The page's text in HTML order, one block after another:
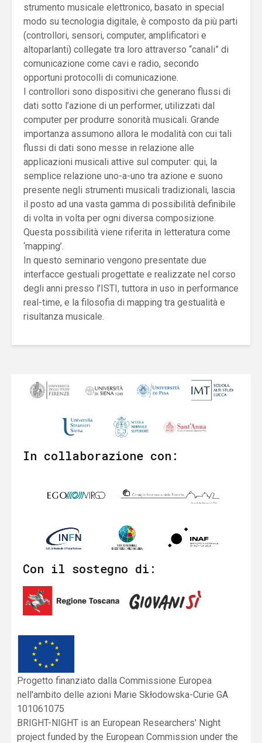
strumento musicale elettronico, basato in special
modo su tecnologia digitale, è composto da più parti
(controllori, sensori, computer, amplificatori e
altoparlanti) collegate tra loro attraverso “canali” di
comunicazione come cavi e radio, secondo
opportuni protocolli di comunicazione.
I controllori sono dispositivi che generano flussi di
dati sotto l’azione di un performer, utilizzati dal
computer per produrre sonorità musicali. Grande
importanza assumono allora le modalità con cui tali
flussi di dati sono messe in relazione alle
applicazioni musicali attive sul computer: qui, la
semplice relazione uno-a-uno tra azione e suono
presente negli strumenti musicali tradizionali, lascia
il posto ad una vasta gamma di possibilità definibile
di volta in volta per ogni diversa composizione.
Questa possibilità viene riferita in letteratura come
‘mapping’.
In questo seminario vengono presentate due
interfacce gestuali progettate e realizzate nel corso
degli anni presso l’ISTI, tuttora in uso in performance
real-time, e la filosofia di mapping tra gestualità e
risultanza musicale.
In collaborazione con:
Con il sostegno di:
Progetto finanziato dalla Commissione Europea
nell'ambito delle azioni Marie Skłodowska-Curie GA
101061075
BRIGHT-NIGHT is an European Researchers' Night
project funded by the European Commission under the